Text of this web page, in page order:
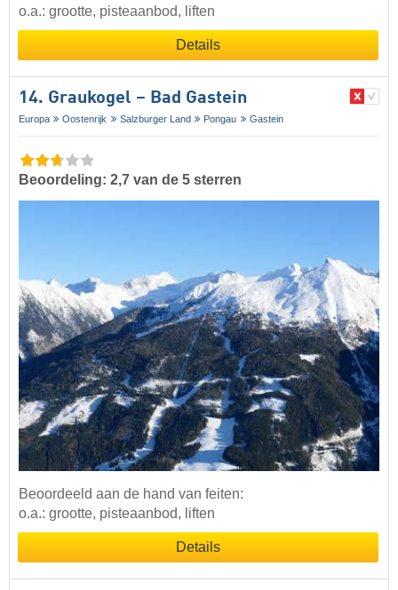
o.a.: grootte, pisteaanbod, liften
Details
14. Graukogel – Bad Gastein
Europa Oostenrijk Salzburger Land Pongau Gastein
Beoordeling: 2,7 van de 5 sterren
Beoordeeld aan de hand van feiten:
o.a.: grootte, pisteaanbod, liften
Details